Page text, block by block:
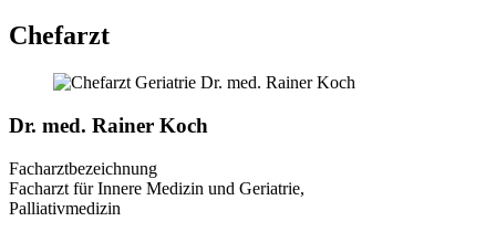
Chefarzt
Dr. med. Rainer Koch
Facharztbezeichnung
Facharzt für Innere Medizin und Geriatrie,
Palliativmedizin